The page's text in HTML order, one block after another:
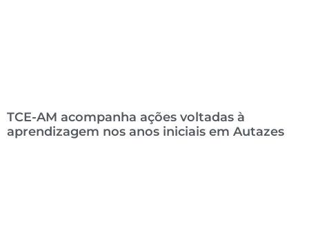
TCE-AM acompanha ações voltadas à
aprendizagem nos anos iniciais em Autazes